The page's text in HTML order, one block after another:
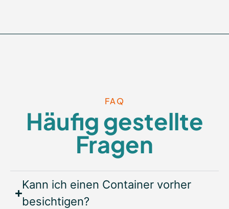
FAQ
Häufig gestellte
Fragen
Kann ich einen Container vorher
besichtigen?